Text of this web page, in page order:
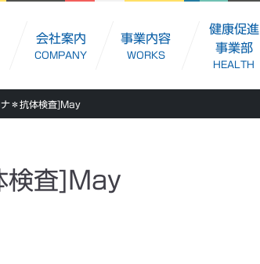
会社案内
COMPANY
事業内容
WORKS
健康促進
事業部
HEALTH
＊抗体検査]May
検査]May